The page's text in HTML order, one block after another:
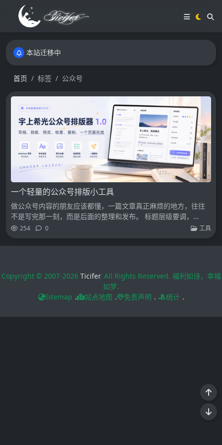
本站迁移中
本站迁移中
本站迁移中
首页 标签 公众号
一个轻量的公众号排版小工具
做公众号内容的朋友应该都懂，一篇文章真正麻烦的地方，往往
不是写完那一刻，而是后面的整理和发布。 标题层级要调，…
254 0 工具
Copyright © 2007-2026 Ticifer. All Rights Reserved. 福利如诗，幸福
如梦.
Sitemap . 站点地图 . 免责声明 . 统计 .